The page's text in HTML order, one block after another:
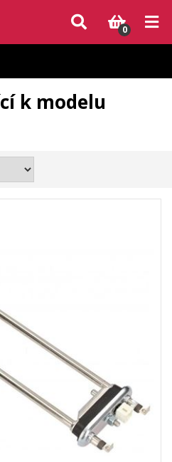
dodání dílů, které nejsou skladem,
za pochopení.
0
k modelu